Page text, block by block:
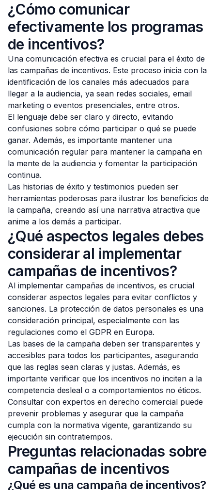
¿Cómo comunicar
efectivamente los programas
de incentivos?
Una comunicación efectiva es crucial para el éxito de
las campañas de incentivos. Este proceso inicia con la
identificación de los canales más adecuados para
llegar a la audiencia, ya sean redes sociales, email
marketing o eventos presenciales, entre otros.
El lenguaje debe ser claro y directo, evitando
confusiones sobre cómo participar o qué se puede
ganar. Además, es importante mantener una
comunicación regular para mantener la campaña en
la mente de la audiencia y fomentar la participación
continua.
Las historias de éxito y testimonios pueden ser
herramientas poderosas para ilustrar los beneficios de
la campaña, creando así una narrativa atractiva que
anime a los demás a participar.
¿Qué aspectos legales debes
considerar al implementar
campañas de incentivos?
Al implementar campañas de incentivos, es crucial
considerar aspectos legales para evitar conflictos y
sanciones. La protección de datos personales es una
consideración principal, especialmente con las
regulaciones como el GDPR en Europa.
Las bases de la campaña deben ser transparentes y
accesibles para todos los participantes, asegurando
que las reglas sean claras y justas. Además, es
importante verificar que los incentivos no inciten a la
competencia desleal o a comportamientos no éticos.
Consultar con expertos en derecho comercial puede
prevenir problemas y asegurar que la campaña
cumpla con la normativa vigente, garantizando su
ejecución sin contratiempos.
Preguntas relacionadas sobre
campañas de incentivos
¿Qué es una campaña de incentivos?